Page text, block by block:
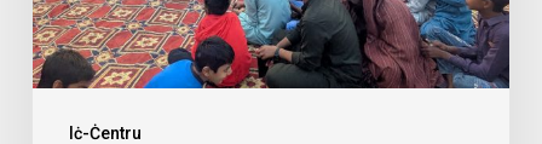
Iċ-Ċentru